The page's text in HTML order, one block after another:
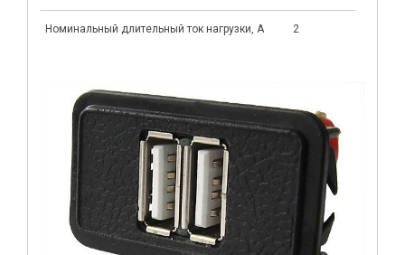
Номинальный длительный ток нагрузки, А 2